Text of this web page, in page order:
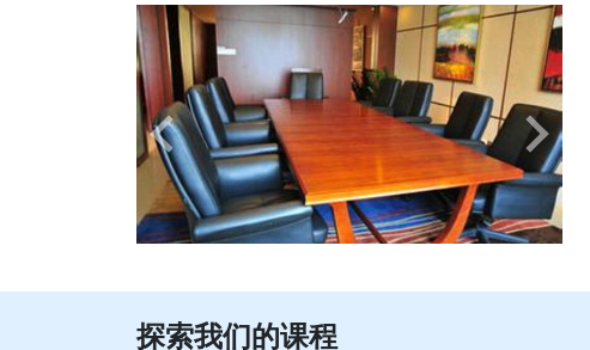
探索我们的课程